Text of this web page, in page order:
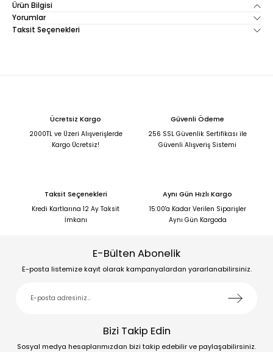
Ürün Bilgisi
Yorumlar
Taksit Seçenekleri
Ücretsiz Kargo
2000TL ve Üzeri Alışverişlerde
Kargo Ücretsiz!
Güvenli Ödeme
256 SSL Güvenlik Sertifikası ile
Güvenli Alışveriş Sistemi
Taksit Seçenekleri
Kredi Kartlarına 12 Ay Taksit
İmkanı
Aynı Gün Hızlı Kargo
15:00'a Kadar Verilen Siparişler
Aynı Gün Kargoda
E-Bülten Abonelik
E-posta listemize kayıt olarak kampanyalardan yararlanabilirsiniz.
Bizi Takip Edin
Sosyal medya hesaplarımızdan bizi takip edebilir ve paylaşabilirsiniz.